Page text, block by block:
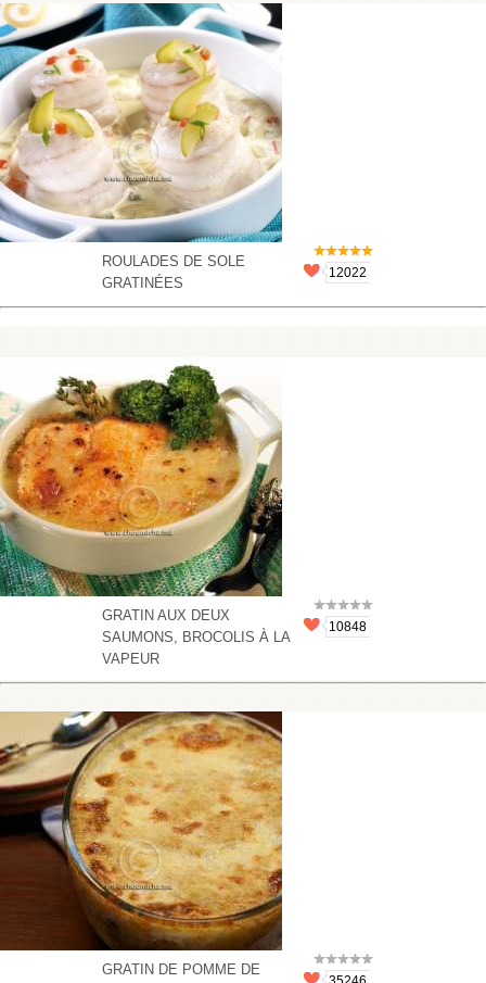
ROULADES DE SOLE
GRATINÉES
12022
GRATIN AUX DEUX
SAUMONS, BROCOLIS À LA
VAPEUR
10848
GRATIN DE POMME DE